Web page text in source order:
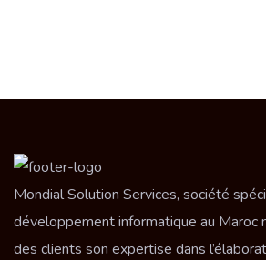
Mondial Solution Services, société
développement informatique au Maroc
des clients son expertise dans